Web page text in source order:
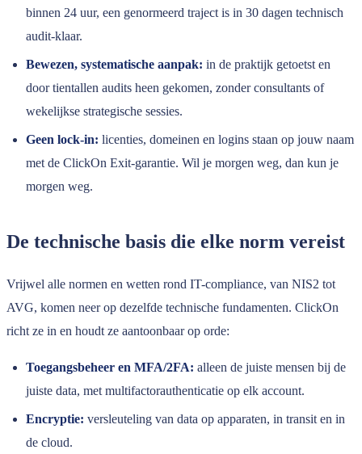
binnen 24 uur, een genormeerd traject is in 30 dagen technisch
audit-klaar.
Bewezen, systematische aanpak: in de praktijk getoetst en
door tientallen audits heen gekomen, zonder consultants of
wekelijkse strategische sessies.
Geen lock-in: licenties, domeinen en logins staan op jouw naam
met de ClickOn Exit-garantie. Wil je morgen weg, dan kun je
morgen weg.
De technische basis die elke norm vereist
Vrijwel alle normen en wetten rond IT-compliance, van NIS2 tot
AVG, komen neer op dezelfde technische fundamenten. ClickOn
richt ze in en houdt ze aantoonbaar op orde:
Toegangsbeheer en MFA/2FA: alleen de juiste mensen bij de
juiste data, met multifactorauthenticatie op elk account.
Encryptie: versleuteling van data op apparaten, in transit en in
de cloud.